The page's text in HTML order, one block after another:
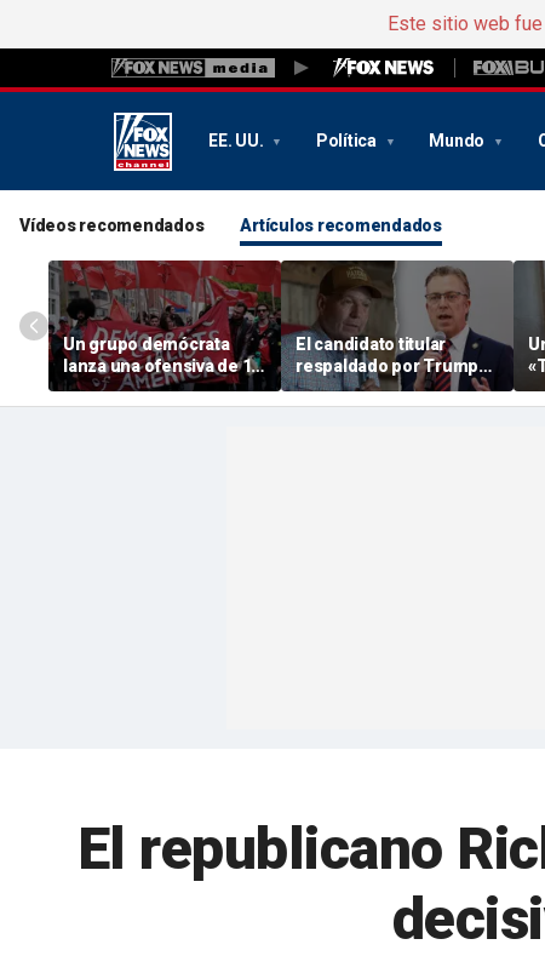
Este sitio web fue
EE. UU. Política Mundo
Vídeos recomendados Artículos recomendados
Un grupo demócrata
lanza una ofensiva de 15
millones de dólares
contra la DSA tras las
El candidato titular
respaldado por Trump
pierde las primarias
después de que un
El republicano